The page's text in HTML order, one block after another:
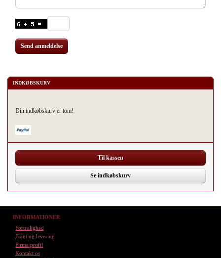
Send anmeldelse
INDKØBSKURV
Din indkøbskurv er tom!
Til kassen
Se indkøbskurv
INFORMATIONER
Fortrolighed
Fragt og levering
Firma profil
Kontakt os